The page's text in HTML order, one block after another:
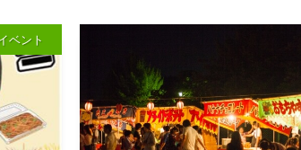
ベント